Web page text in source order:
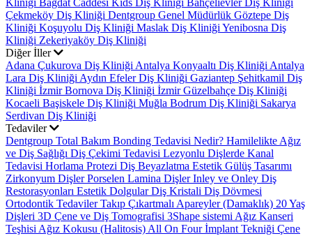
Çekmeköy Diş Kliniği Dentgroup Genel Müdürlük Göztepe Diş
Kliniği Koşuyolu Diş Kliniği Maslak Diş Kliniği Yenibosna Diş
Kliniği Zekeriyaköy Diş Kliniği
Diğer İller
Adana Çukurova Diş Kliniği Antalya Konyaaltı Diş Kliniği Antalya
Lara Diş Kliniği Aydın Efeler Diş Kliniği Gaziantep Şehitkamil Diş
Kliniği İzmir Bornova Diş Kliniği İzmir Güzelbahçe Diş Kliniği
Kocaeli Başiskele Diş Kliniği Muğla Bodrum Diş Kliniği Sakarya
Serdivan Diş Kliniği
Tedaviler
Dentgroup Total Bakım Bonding Tedavisi Nedir? Hamilelikte Ağız
ve Diş Sağlığı Diş Çekimi Tedavisi Lezyonlu Dişlerde Kanal
Tedavisi Horlama Protezi Diş Beyazlatma Estetik Gülüş Tasarımı
Zirkonyum DişlerPorselen Lamina DişlerInley ve Onley Diş
Restorasyonları Estetik DolgularDiş Kristali Diş Dövmesi
Ortodontik TedavilerTakıp Çıkartmalı Apareyler (Damaklık) 20 Yaş
Dişleri 3D Çene ve Diş Tomografisi 3Shape sistemi Ağız Kanseri
Teşhisi Ağız Kokusu (Halitosis) All On Four İmplant Tekniği Çene